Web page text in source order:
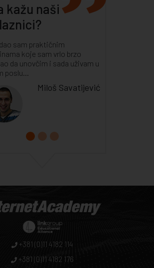
kažu naši
sam praktičnim
koje sam vrlo brzo
da unovčim i sada uživam u
poslu...
Miloš Savatijević
+381 (0)11 4182 114
+381 (0)11 4182 176